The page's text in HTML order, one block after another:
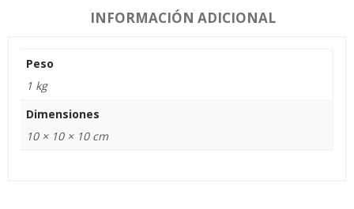
INFORMACIÓN ADICIONAL
Peso
1 kg
Dimensiones
10 × 10 × 10 cm